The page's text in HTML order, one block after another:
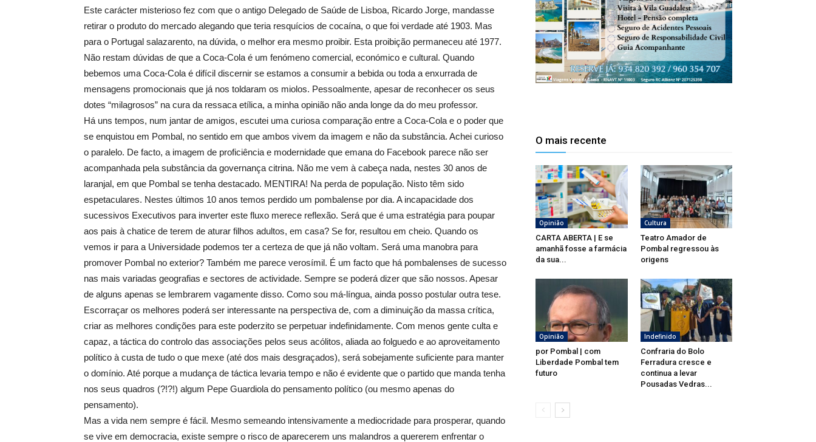
Este carácter misterioso fez com que o antigo Delegado de Saúde de Lisboa, Ricardo Jorge, mandasse
retirar o produto do mercado alegando que teria resquícios de cocaína, o que foi verdade até 1903. Mas
para o Portugal salazarento, na dúvida, o melhor era mesmo proibir. Esta proibição permaneceu até 1977.
Não restam dúvidas de que a Coca-Cola é um fenómeno comercial, económico e cultural. Quando
bebemos uma Coca-Cola é difícil discernir se estamos a consumir a bebida ou toda a enxurrada de
mensagens promocionais que já nos toldaram os miolos. Pessoalmente, apesar de reconhecer os seus
dotes “milagrosos” na cura da ressaca etílica, a minha opinião não anda longe da do meu professor.
Há uns tempos, num jantar de amigos, escutei uma curiosa comparação entre a Coca-Cola e o poder que
se enquistou em Pombal, no sentido em que ambos vivem da imagem e não da substância. Achei curioso
o paralelo. De facto, a imagem de proficiência e modernidade que emana do Facebook parece não ser
acompanhada pela substância da governança citrina. Não me vem à cabeça nada, nestes 30 anos de
laranjal, em que Pombal se tenha destacado. MENTIRA! Na perda de população. Nisto têm sido
espetaculares. Nestes últimos 10 anos temos perdido um pombalense por dia. A incapacidade dos
sucessivos Executivos para inverter este fluxo merece reflexão. Será que é uma estratégia para poupar
aos pais à chatice de terem de aturar filhos adultos, em casa? Se for, resultou em cheio. Quando os
vemos ir para a Universidade podemos ter a certeza de que já não voltam. Será uma manobra para
promover Pombal no exterior? Também me parece verosímil. É um facto que há pombalenses de sucesso
nas mais variadas geografias e sectores de actividade. Sempre se poderá dizer que são nossos. Apesar
de alguns apenas se lembrarem vagamente disso. Como sou má-língua, ainda posso postular outra tese.
Escorraçar os melhores poderá ser interessante na perspectiva de, com a diminuição da massa crítica,
criar as melhores condições para este poderzito se perpetuar indefinidamente. Com menos gente culta e
capaz, a táctica do controlo das associações pelos seus acólitos, aliada ao folguedo e ao aproveitamento
político à custa de tudo o que mexe (até dos mais desgraçados), será sobejamente suficiente para manter
o domínio. Até porque a mudança de táctica levaria tempo e não é evidente que o partido que manda tenha
nos seus quadros (?!?!) algum Pepe Guardiola do pensamento político (ou mesmo apenas do
pensamento).
Mas a vida nem sempre é fácil. Mesmo semeando intensivamente a mediocridade para prosperar, quando
se vive em democracia, existe sempre o risco de aparecerem uns malandros a quererem enfrentar o
O mais recente
Opinião
CARTA ABERTA | E se
amanhã fosse a farmácia
da sua...
Cultura
Teatro Amador de
Pombal regressou às
origens
Opinião
por Pombal | com
Liberdade Pombal tem
futuro
Indefinido
Confraria do Bolo
Ferradura cresce e
continua a levar
Pousadas Vedras...